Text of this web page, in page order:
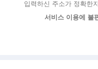
입력하신 주소가 정확한
서비스 이용에 불